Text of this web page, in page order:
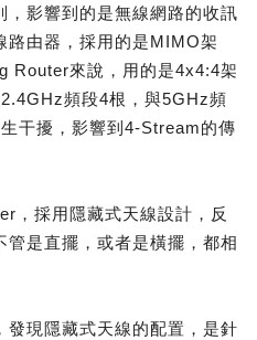
，影響到的是無線網路的收訊
路由器，採用的是MIMO架
Router來說，用的是4x4:4架
頻段4根，與5GHz頻
干擾，影響到4-Stream的傳
，採用隱藏式天線設計，反
是直擺，或者是橫擺，都相
現隱藏式天線的配置，是針